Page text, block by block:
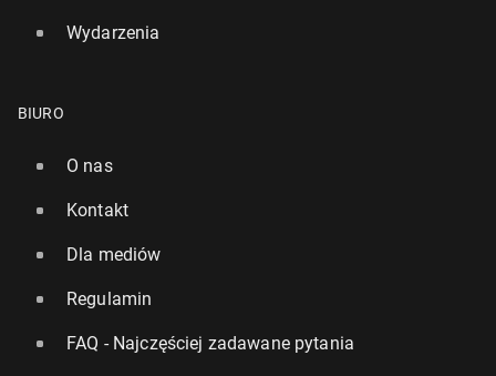
Wydarzenia
BIURO
O nas
Kontakt
Dla mediów
Regulamin
FAQ - Najczęściej zadawane pytania